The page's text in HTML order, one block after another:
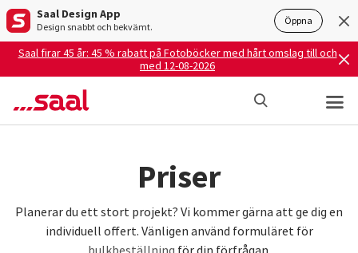
Saal Design App
Design snabbt och bekvämt. Öppna
Saal firar 45 år: 45 % rabatt på Fotoböcker med hårt omslag till och
med 12-08-2026
Priser
Planerar du ett stort projekt? Vi kommer gärna att ge dig en
individuell offert. Vänligen använd formuläret för